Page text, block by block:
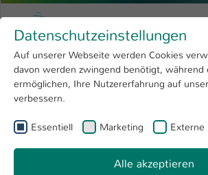
Menu
Forschung
Hochschule
International
Zum Hauptinhalt springen
Hochschule Kaiserslautern
Sie sind hier:
Profil Prof. Priv.-Doz. Dr.-Ing. habil. Peter Starke
Prof. Priv.-Doz. Dr.-Ing. habil.
Veranstaltungen
Datenschutzeinstellungen
Auf unserer Webseite werden Cookies
davon werden zwingend benötigt, während
ermöglichen, Ihre Nutzererfahrung auf
verbessern.
Essentiell Marketing Externe
Alle akzeptieren